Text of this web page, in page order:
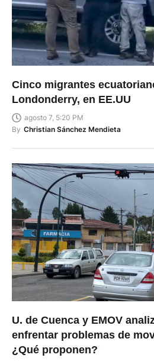
Cinco migrantes
Londonderry, en EE.UU
agosto 7, 5:20 PM
By Christian Sánchez Mendieta
U. de Cuenca y EMOV
enfrentar problemas de
¿Qué proponen?